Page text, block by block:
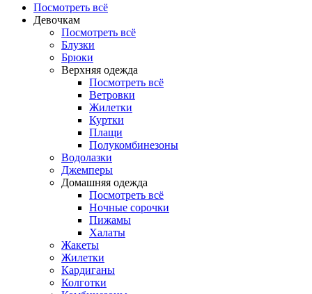
Посмотреть всё
Девочкам
Посмотреть всё
Блузки
Брюки
Верхняя одежда
Посмотреть всё
Ветровки
Жилетки
Куртки
Плащи
Полукомбинезоны
Водолазки
Джемперы
Домашняя одежда
Посмотреть всё
Ночные сорочки
Пижамы
Халаты
Жакеты
Жилетки
Кардиганы
Колготки